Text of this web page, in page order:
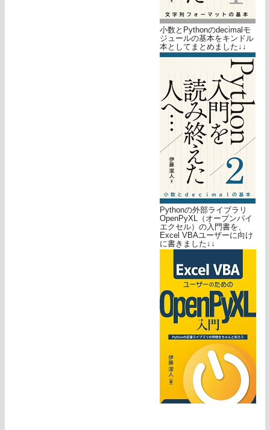
小数とPythonのdecimalモ
ジュールの基本をキンドル
本としてまとめました↓↓
Pythonの外部ライブラリ
OpenPyXL（オープンパイ
エクセル）の入門書を、
Excel VBAユーザーに向け
に書きました↓↓